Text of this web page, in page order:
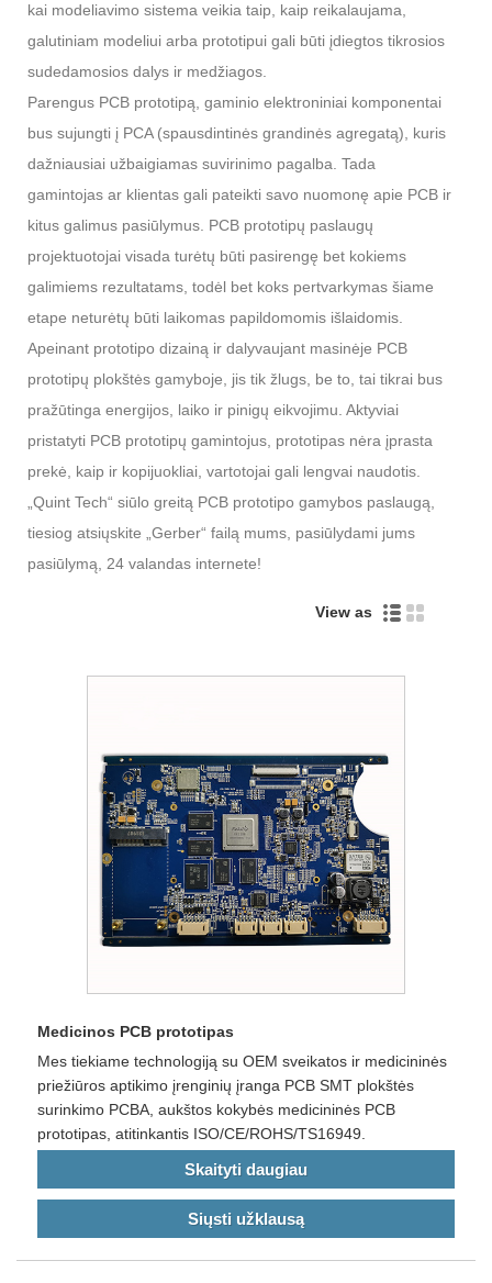
kai modeliavimo sistema veikia taip, kaip reikalaujama,
galutiniam modeliui arba prototipui gali būti įdiegtos tikrosios
sudedamosios dalys ir medžiagos.
Parengus PCB prototipą, gaminio elektroniniai komponentai
bus sujungti į PCA (spausdintinės grandinės agregatą), kuris
dažniausiai užbaigiamas suvirinimo pagalba. Tada
gamintojas ar klientas gali pateikti savo nuomonę apie PCB ir
kitus galimus pasiūlymus. PCB prototipų paslaugų
projektuotojai visada turėtų būti pasirengę bet kokiems
galimiems rezultatams, todėl bet koks pertvarkymas šiame
etape neturėtų būti laikomas papildomomis išlaidomis.
Apeinant prototipo dizainą ir dalyvaujant masinėje PCB
prototipų plokštės gamyboje, jis tik žlugs, be to, tai tikrai bus
pražūtinga energijos, laiko ir pinigų eikvojimu. Aktyviai
pristatyti PCB prototipų gamintojus, prototipas nėra įprasta
prekė, kaip ir kopijuokliai, vartotojai gali lengvai naudotis.
„Quint Tech“ siūlo greitą PCB prototipo gamybos paslaugą,
tiesiog atsiųskite „Gerber“ failą mums, pasiūlydami jums
pasiūlymą, 24 valandas internete!
View as
Medicinos PCB prototipas
Mes tiekiame technologiją su OEM sveikatos ir medicininės
priežiūros aptikimo įrenginių įranga PCB SMT plokštės
surinkimo PCBA, aukštos kokybės medicininės PCB
prototipas, atitinkantis ISO/CE/ROHS/TS16949.
Skaityti daugiau
Siųsti užklausą